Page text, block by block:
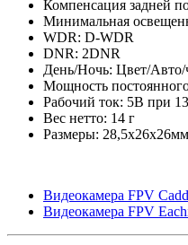
Компенсация задней
Минимальная
WDR: D-WDR
DNR: 2DNR
День/Ночь: Цвет/Авто/
Мощность
Рабочий ток: 5В при
Вес нетто: 14 г
Размеры: 28,5x26x26мм
Видеокамера FPV
Видеокамера FPV